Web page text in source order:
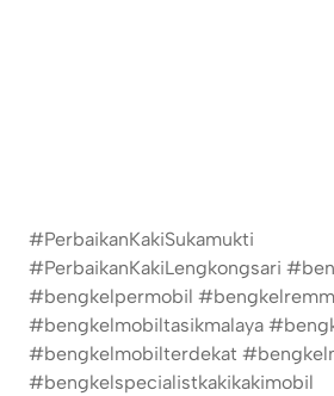
#PerbaikanKakiSukamukti
#PerbaikanKakiLengkongsari
#bengkelpermobil
#bengkelmobiltasikmalaya
#bengkelmobilterdekat
#bengkelspecialistkakikakimobil